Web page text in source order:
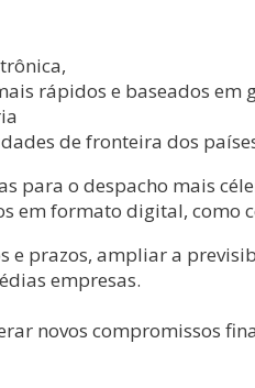
rápidos e baseados em
de fronteira dos
para o despacho mais
em formato digital, como
e prazos, ampliar a
empresas.
novos compromissos